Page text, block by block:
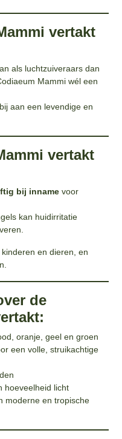
vertakt
als luchtzuiveraars dan
Mammi wél een
aan een levendige en
vertakt
bij inname voor
kan huidirritatie
en dieren, en
de
oranje, geel en groen
een volle, struikachtige
hoeveelheid licht
moderne en tropische